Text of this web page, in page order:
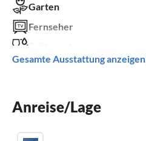
Garten
Fernseher
Balkon
Parkplatz
Gesamte Ausstattung anzeigen
Anreise/Lage